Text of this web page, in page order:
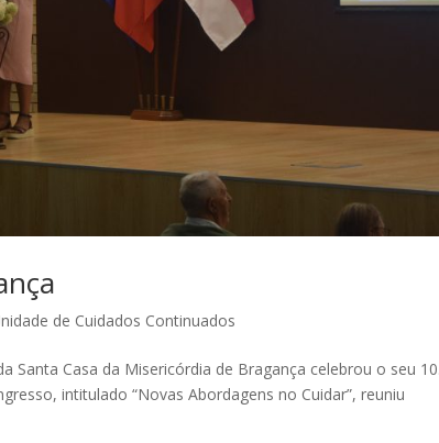
de Cuidados Continuados
Santa Casa da Misericórdia de Bragança celebrou o seu
intitulado “Novas Abordagens no Cuidar”, reuniu